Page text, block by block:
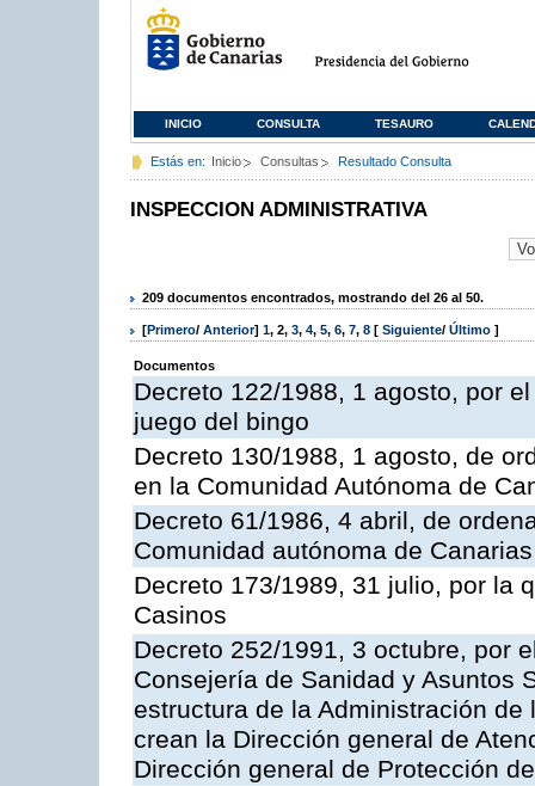
INICIO CONSULTA TESAURO
Estás en: Inicio Consultas Resultado Consulta
INSPECCION ADMINISTRATIVA
209 documentos encontrados, mostrando del 26 al 50.
[Primero/ Anterior] 1, 2, 3, 4, 5, 6, 7, 8 [ Siguiente/ Último ]
Documentos
Decreto 122/1988, 1 agosto, por
juego del bingo
Decreto 130/1988, 1 agosto, de
en la Comunidad Autónoma de
Decreto 61/1986, 4 abril, de
Comunidad autónoma de Canarias
Decreto 173/1989, 31 julio, por la
Casinos
Decreto 252/1991, 3 octubre, por
Consejería de Sanidad y Asuntos
estructura de la Administración
crean la Dirección general de
Dirección general de Protección